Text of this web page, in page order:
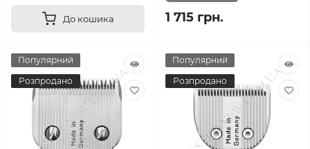
До кошика 1 715 грн.
Популярний
Розпродано
Популярний
Розпродано